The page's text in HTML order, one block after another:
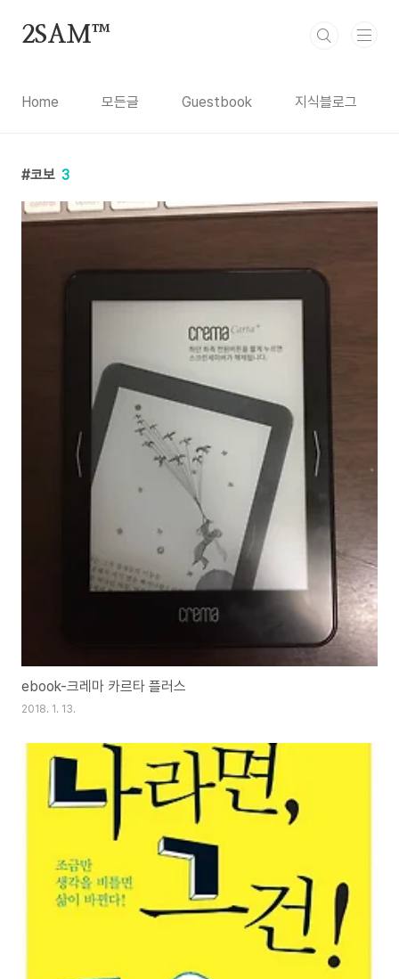
2SAM™
Home 모든글 Guestbook 지식블로그
코보 3
ebook-크레마 카르타 플러스
2018. 1. 13.